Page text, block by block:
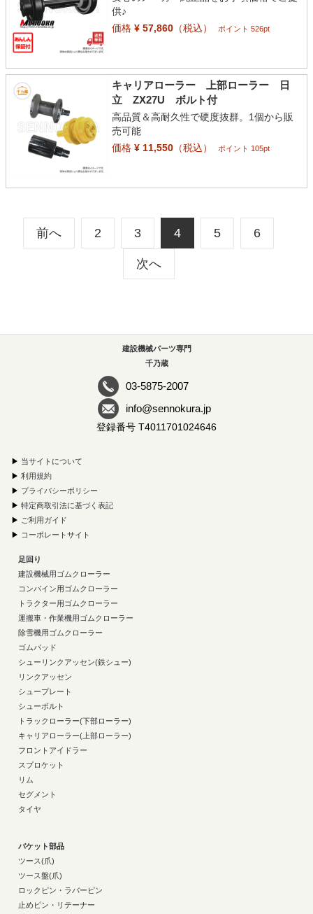
供♪
価格¥ 57,860（税込） ポイント 526pt
キャリアローラー 上部ローラー 日
立 ZX27U ボルト付
高品質＆高耐久性で硬度抜群。1個から販
売可能
価格¥ 11,550（税込） ポイント 105pt
前へ 2 3 4 5 6
次へ
建設機械パーツ専門
千乃蔵
03-5875-2007
info@sennokura.jp
登録番号 T4011701024646
▶ 当サイトについて
▶ 利用規約
▶ プライバシーポリシー
▶ 特定商取引法に基づく表記
▶ ご利用ガイド
▶ コーポレートサイト
足回り
建設機械用ゴムクローラー
コンバイン用ゴムクローラー
トラクター用ゴムクローラー
運搬車・作業機用ゴムクローラー
除雪機用ゴムクローラー
ゴムパッド
シューリンクアッセン(鉄シュー)
リンクアッセン
シュープレート
シューボルト
トラックローラー(下部ローラー)
キャリアローラー(上部ローラー)
フロントアイドラー
スプロケット
リム
セグメント
タイヤ
バケット部品
ツース(爪)
ツース盤(爪)
ロックピン・ラバーピン
止めピン・リテーナー